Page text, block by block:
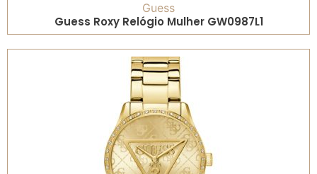
Guess
Guess Roxy Relógio Mulher GW0987L1